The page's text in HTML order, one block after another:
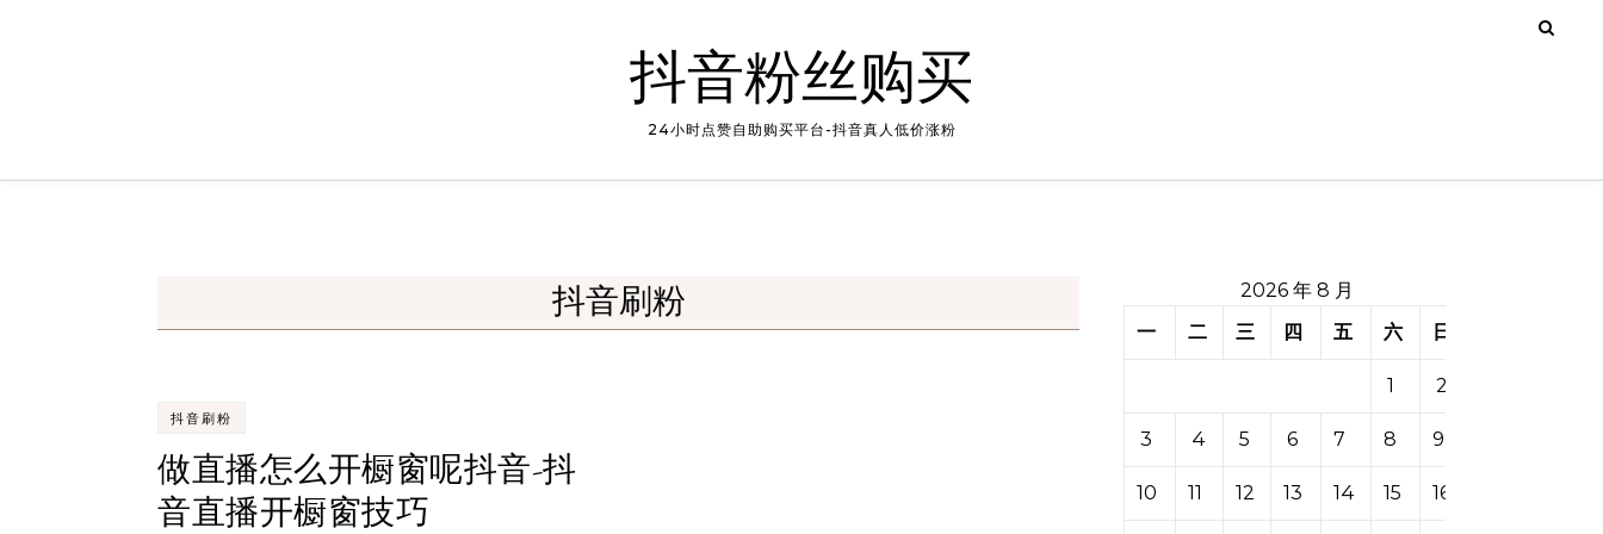
抖音粉丝购买
24小时点赞自助购买平台-抖音真人低价涨粉
抖音刷粉
抖音刷粉
做直播怎么开橱窗呢抖音-抖
音直播开橱窗技巧
2026 年 8 月
一
二 三 四 五 六 日
1 2
3 4 5 6 7 8 9
10 11 12 13 14 15 16